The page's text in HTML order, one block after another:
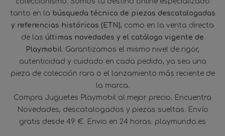
tanto en la búsqueda técnica de piezas descatalogadas
y referencias históricas (ETN), como en la venta directa
de las últimas novedades y el catálogo vigente de
Playmobil. Garantizamos el mismo nivel de rigor,
autenticidad y cuidado en cada pedido, ya sea una
pieza de colección rara o el lanzamiento más reciente de
la marca.
Compra Juguetes Playmobil al mejor precio. Encuentra
Novedades, descatalogados y piezas sueltas. Envío
gratis desde 49 €. Envio en 24 horas. playmundo.es